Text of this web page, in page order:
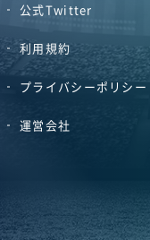
公式Twitter
利用規約
プライバシーポリシー
運営会社